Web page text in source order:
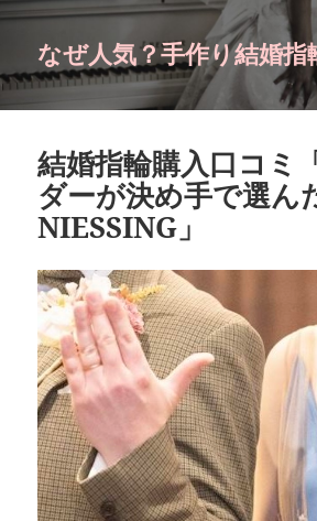
なぜ人気？手作り結婚指
結婚指輪購入口コミ
ダーが決め手で選ん
NIESSING」